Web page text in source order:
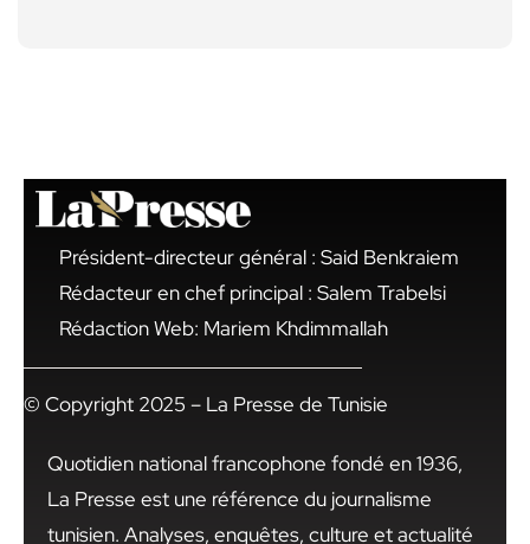
Président-directeur général : Said Benkraiem
Rédacteur en chef principal : Salem Trabelsi
Rédaction Web: Mariem Khdimmallah
© Copyright 2025 – La Presse de Tunisie
Quotidien national francophone fondé en 1936,
La Presse est une référence du journalisme
tunisien. Analyses, enquêtes, culture et actualité